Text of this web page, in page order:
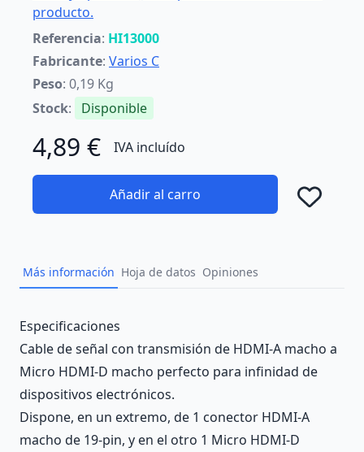
producto.
Referencia: HI13000
Fabricante: Varios C
Peso: 0,19 Kg
Stock: Disponible
4,89 € IVA incluído
Añadir al carro
Más información Hoja de datos Opiniones
Description
Especificaciones
Cable de señal con transmisión de HDMI-A macho a
Micro HDMI-D macho perfecto para infinidad de
dispositivos electrónicos.
Dispone, en un extremo, de 1 conector HDMI-A
macho de 19-pin, y en el otro 1 Micro HDMI-D